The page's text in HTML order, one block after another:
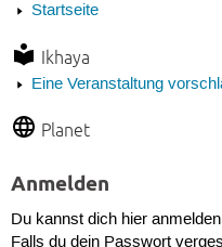
Startseite
Ikhaya
Eine Veranstaltung
Planet
Anmelden
Du kannst dich hier
Falls du dein Passwort